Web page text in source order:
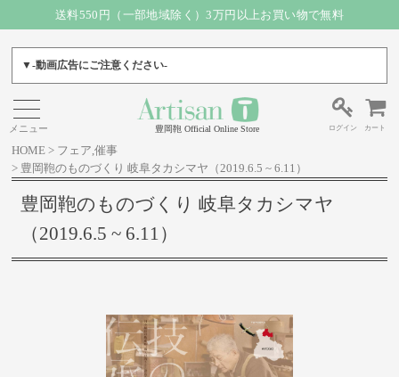
送料550円（一部地域除く）3万円以上お買い物で無料
▼-動画広告にご注意ください-
豊岡鞄 Official Online Store ログイン カート
HOME
フェア,催事
豊岡鞄のものづくり 岐阜タカシマヤ（2019.6.5 ~ 6.11）
豊岡鞄のものづくり 岐阜タカシマヤ
（2019.6.5 ~ 6.11）